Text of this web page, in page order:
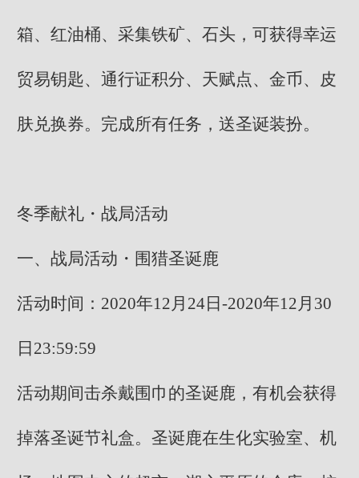
箱、红油桶、采集铁矿、石头，可获得幸运
贸易钥匙、通行证积分、天赋点、金币、皮
肤兑换券。完成所有任务，送圣诞装扮。
冬季献礼・战局活动
一、战局活动・围猎圣诞鹿
活动时间：2020年12月24日-2020年12月30
日23:59:59
活动期间击杀戴围巾的圣诞鹿，有机会获得
掉落圣诞节礼盒。圣诞鹿在生化实验室、机